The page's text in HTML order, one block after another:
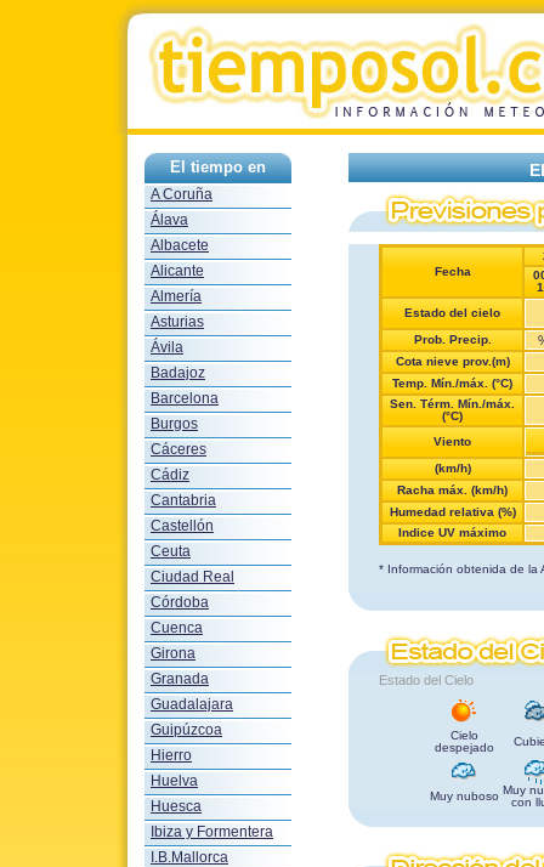
El tiempo en
A Coruña
Álava
Albacete
Alicante
Almería
Asturias
Ávila
Badajoz
Barcelona
Burgos
Cáceres
Cádiz
Cantabria
Castellón
Ceuta
Ciudad Real
Córdoba
Cuenca
Girona
Granada
Guadalajara
Guipúzcoa
Hierro
Huelva
Huesca
Ibiza y Formentera
I.B.Mallorca
Fecha
Estado del cielo
Prob. Precip.
Cota nieve prov.(m)
Temp. Mín./máx. (°C)
Sen. Térm. Mín./máx.
(°C)
Viento
(km/h)
Racha máx. (km/h)
Humedad relativa (%)
Indice UV máximo
* Información obtenida de la
Estado del Cielo
Cielo
despejado
Muy nuboso Muy
con